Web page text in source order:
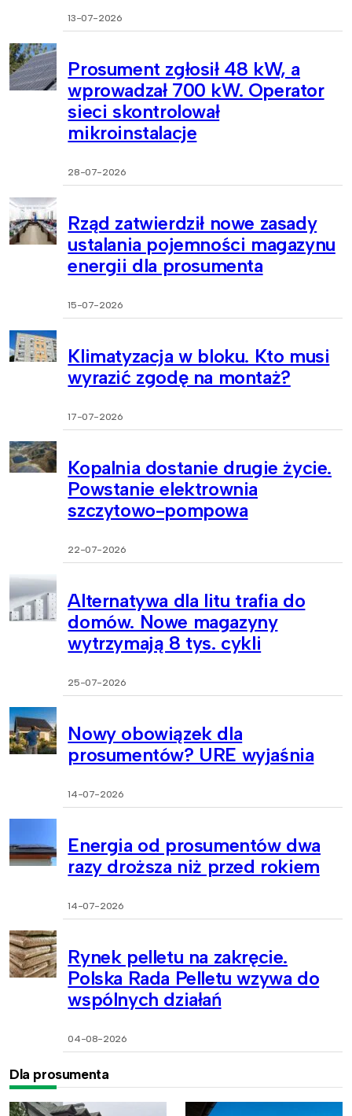
13-07-2026
Prosument zgłosił 48 kW, a
wprowadzał 700 kW. Operator
sieci skontrolował
mikroinstalacje
28-07-2026
Rząd zatwierdził nowe zasady
ustalania pojemności magazynu
energii dla prosumenta
15-07-2026
Klimatyzacja w bloku. Kto musi
wyrazić zgodę na montaż?
17-07-2026
Kopalnia dostanie drugie życie.
Powstanie elektrownia
szczytowo-pompowa
22-07-2026
Alternatywa dla litu trafia do
domów. Nowe magazyny
wytrzymają 8 tys. cykli
25-07-2026
Nowy obowiązek dla
prosumentów? URE wyjaśnia
14-07-2026
Energia od prosumentów dwa
razy droższa niż przed rokiem
14-07-2026
Rynek pelletu na zakręcie.
Polska Rada Pelletu wzywa do
wspólnych działań
04-08-2026
Dla prosumenta